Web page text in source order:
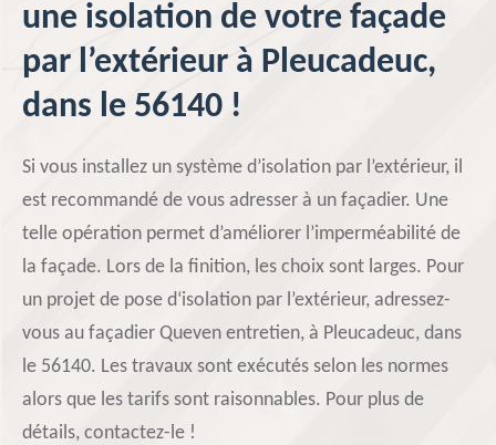
une isolation de votre façade
par l’extérieur à Pleucadeuc,
dans le 56140 !
Si vous installez un système d’isolation par l’extérieur, il
est recommandé de vous adresser à un façadier. Une
telle opération permet d’améliorer l’imperméabilité de
la façade. Lors de la finition, les choix sont larges. Pour
un projet de pose d‘isolation par l’extérieur, adressez-
vous au façadier Queven entretien, à Pleucadeuc, dans
le 56140. Les travaux sont exécutés selon les normes
alors que les tarifs sont raisonnables. Pour plus de
détails, contactez-le !